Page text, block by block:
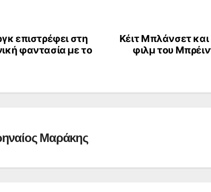
Κέιτ Μπλάνσετ
φιλμ του
επιστρέφει στη
φαντασία με το
Μαράκης